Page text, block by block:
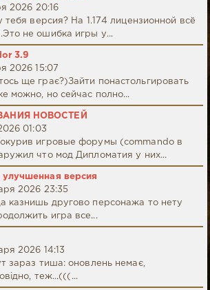
2026 20:16
тебя версия? На 1.174 лицензионной всё
не ошибка игры у...
3.9
2026 15:07
ще грає?)Зайти понастольгировать
можно, но сейчас полно...
НОВОСТЕЙ
01:03
игровые форумы (commando в
что мод Дипломатия у них...
улучшенная версия
2026 23:35
казнишь другово персонажа то нету
игра все...
2026 14:13
зараз тиша: оновлень немає,
теж...(((...